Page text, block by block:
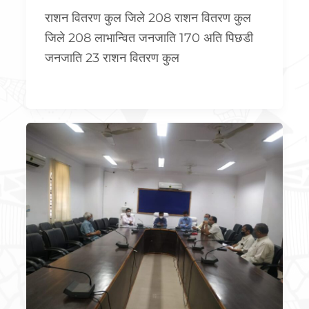
राशन वितरण कुल जिले 208 राशन वितरण कुल
जिले 208 लाभान्वित जनजाति 170 अति पिछडी
जनजाति 23 राशन वितरण कुल